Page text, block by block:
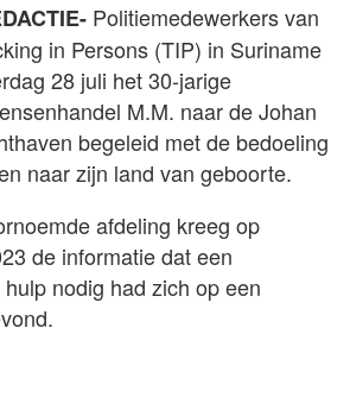
Politiemedewerkers van
in Persons (TIP) in Suriname
28 juli het 30-jarige
M.M. naar de Johan
begeleid met de bedoeling
naar zijn land van geboorte.
afdeling kreeg op
de informatie dat een
nodig had zich op een